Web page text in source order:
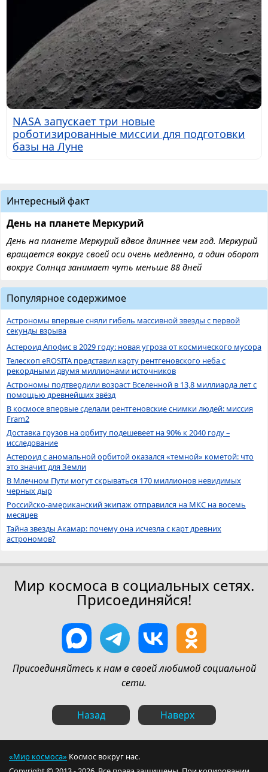
NASA запускает три новые
роботизированные миссии для подготовки
базы на Луне
Интересный факт
День на планете Меркурий
День на планете Меркурий вдвое длиннее чем год. Меркурий
вращается вокруг своей оси очень медленно, а один оборот
вокруг Солнца занимает чуть меньше 88 дней
Популярное содержимое
Астрономы впервые сняли гибель массивной звезды с первой
секунды взрыва
Астероид Апофис в 2029 году: новая угроза от космического мусора
Телескоп eROSITA представил карту рентгеновского неба с
рекордными двумя миллионами источников
Астрономы подтвердили возраст Вселенной в 13,8 миллиарда лет с
помощью древнейших звёзд
В космосе впервые сделали рентгеновские снимки людей: миссия
Fram2
Доставка грузов на орбиту подешевеет на 90% к 2040 году –
исследование
Астероид с аномальной орбитой оказался «темной» кометой: что
это значит для Земли
В Млечном Пути могут скрываться 170 миллионов невидимых
черных дыр
Российско-американский экипаж отправился на МКС на восемь
месяцев
Тайна звезды Акамар: почему она исчезла с карт древних
астрономов?
Мир космоса в социальных сетях.
Присоединяйся!
Присоединяйтесь к нам в своей любимой социальной
сети.
Назад Наверх
«Мир космоса» Космос вокруг нас.